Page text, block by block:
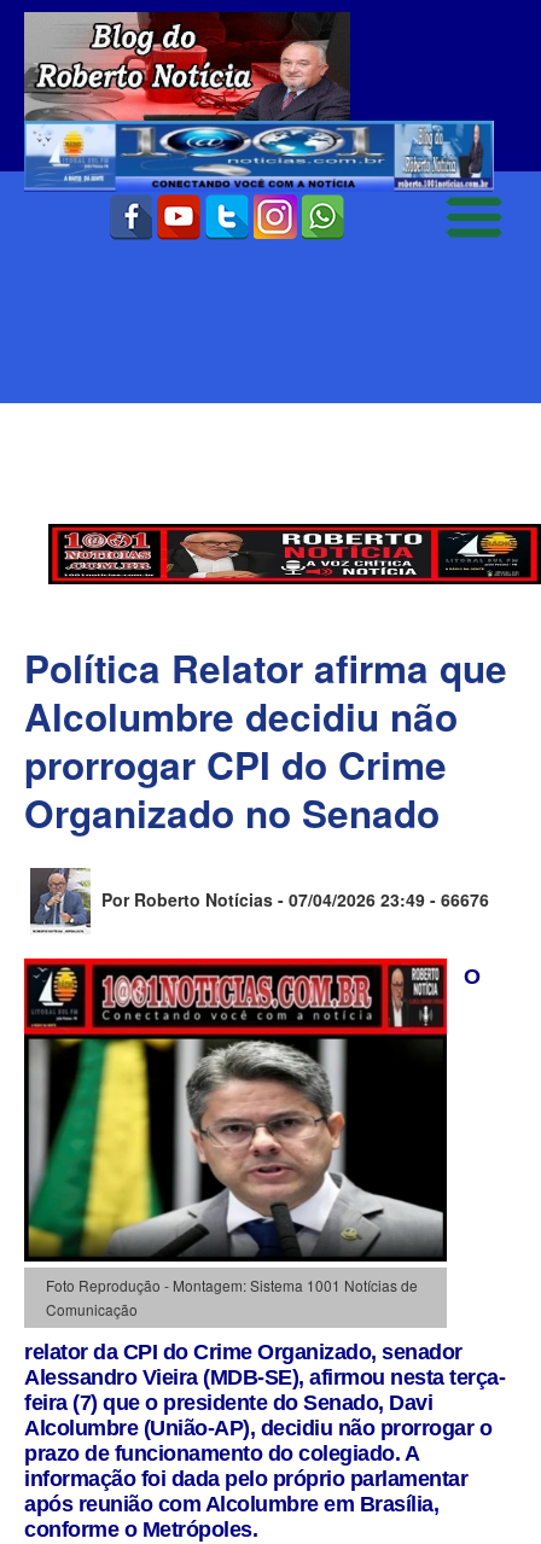
Política Relator afirma que
Alcolumbre decidiu não
prorrogar CPI do Crime
Organizado no Senado
Por Roberto Notícias - 07/04/2026 23:49 - 66676
Foto Reprodução - Montagem: Sistema 1001 Notícias de
Comunicação
O
relator da CPI do Crime Organizado, senador
Alessandro Vieira (MDB-SE), afirmou nesta terça-
feira (7) que o presidente do Senado, Davi
Alcolumbre (União-AP), decidiu não prorrogar o
prazo de funcionamento do colegiado. A
informação foi dada pelo próprio parlamentar
após reunião com Alcolumbre em Brasília,
conforme o Metrópoles.